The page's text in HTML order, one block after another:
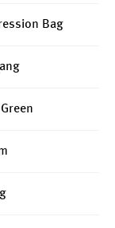
Bag